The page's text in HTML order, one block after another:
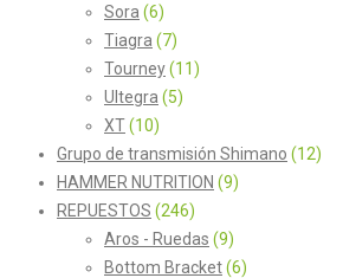
Sora (6)
Tiagra (7)
Tourney(11)
Ultegra (5)
XT(10)
Grupo de transmisión Shimano (12)
HAMMER NUTRITION (9)
REPUESTOS (246)
Aros - Ruedas (9)
Bottom Bracket(6)